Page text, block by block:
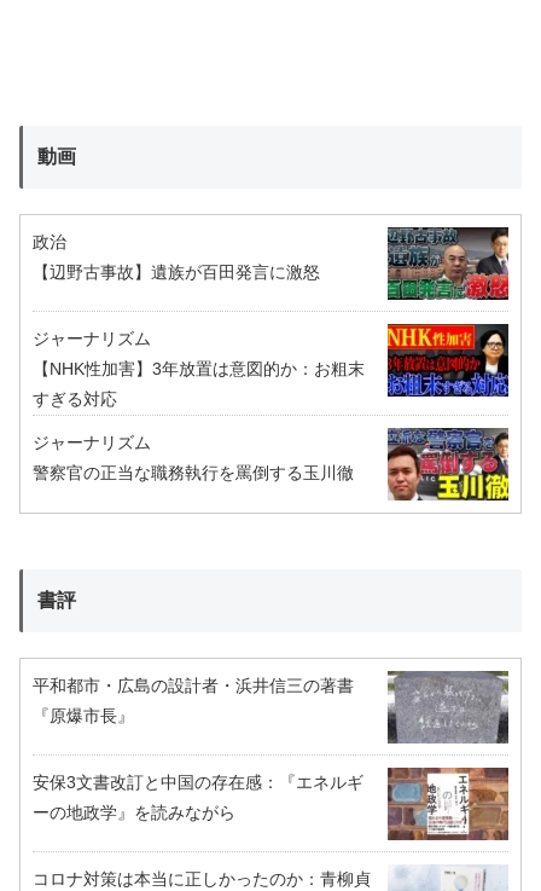
動画
政治
【辺野古事故】遺族が百田発言に激怒
ジャーナリズム
【NHK性加害】3年放置は意図的か：お粗末
すぎる対応
ジャーナリズム
警察官の正当な職務執行を罵倒する玉川徹
書評
平和都市・広島の設計者・浜井信三の著書
『原爆市長』
安保3文書改訂と中国の存在感：『エネルギ
ーの地政学』を読みながら
コロナ対策は本当に正しかったのか：青柳貞